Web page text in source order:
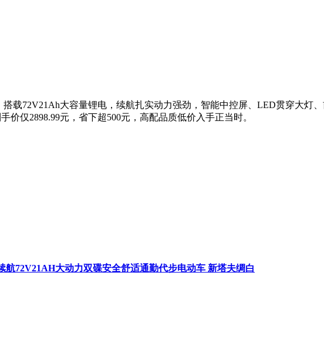
搭载72V21Ah大容量锂电，续航扎实动力强劲，智能中控屏、LED贯穿大灯
价仅2898.99元，省下超500元，高配品质低价入手正当时。
航72V21AH大动力双碟安全舒适通勤代步电动车 新塔夫绸白